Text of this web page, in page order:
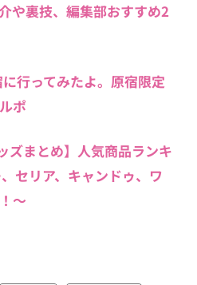
や裏技、編集部おすすめ2
行ってみたよ。原宿限定
ポ
ズまとめ】人気商品ランキ
セリア、キャンドゥ、ワ
〜